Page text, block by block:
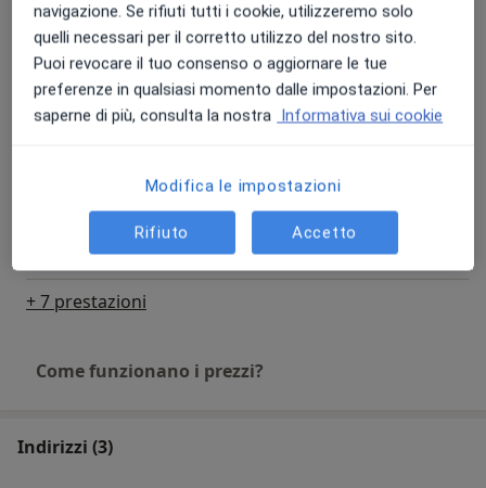
Esercizi respiratori
Dettagli Prenota una visita
Ginnastica posturale
Massaggio
Prenota una visita
+ 7 prestazioni
Come funzionano i prezzi?
Indirizzi (3)
navigazione. Se rifiuti tutti i cookie, utilizzeremo solo
quelli necessari per il corretto utilizzo del nostro sito.
Puoi revocare il tuo consenso o aggiornare le tue
preferenze in qualsiasi momento dalle impostazioni. Per
saperne di più, consulta la nostra Informativa sui cookie
Modifica le impostazioni
Rifiuto Accetto